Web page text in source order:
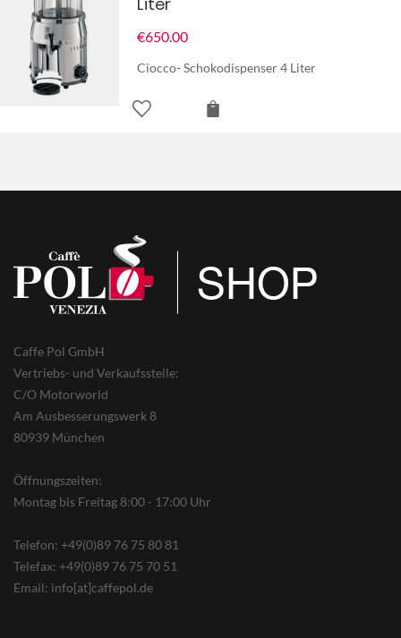
€650.00
Ciocco- Schokodispenser 4 Liter
Caffe Pol GmbH
Vertriebs- und Verkaufsstelle:
C/O Motorworld
Am Ausbesserungswerk 8
80939 München
Öffnungszeiten:
Montag bis Freitag 8:00 - 17:00 Uhr
Telefon: +49(0)89 76 75 80 81
Telefax: +49(0)89 76 75 70 51
Email: info[at]caffepol.de